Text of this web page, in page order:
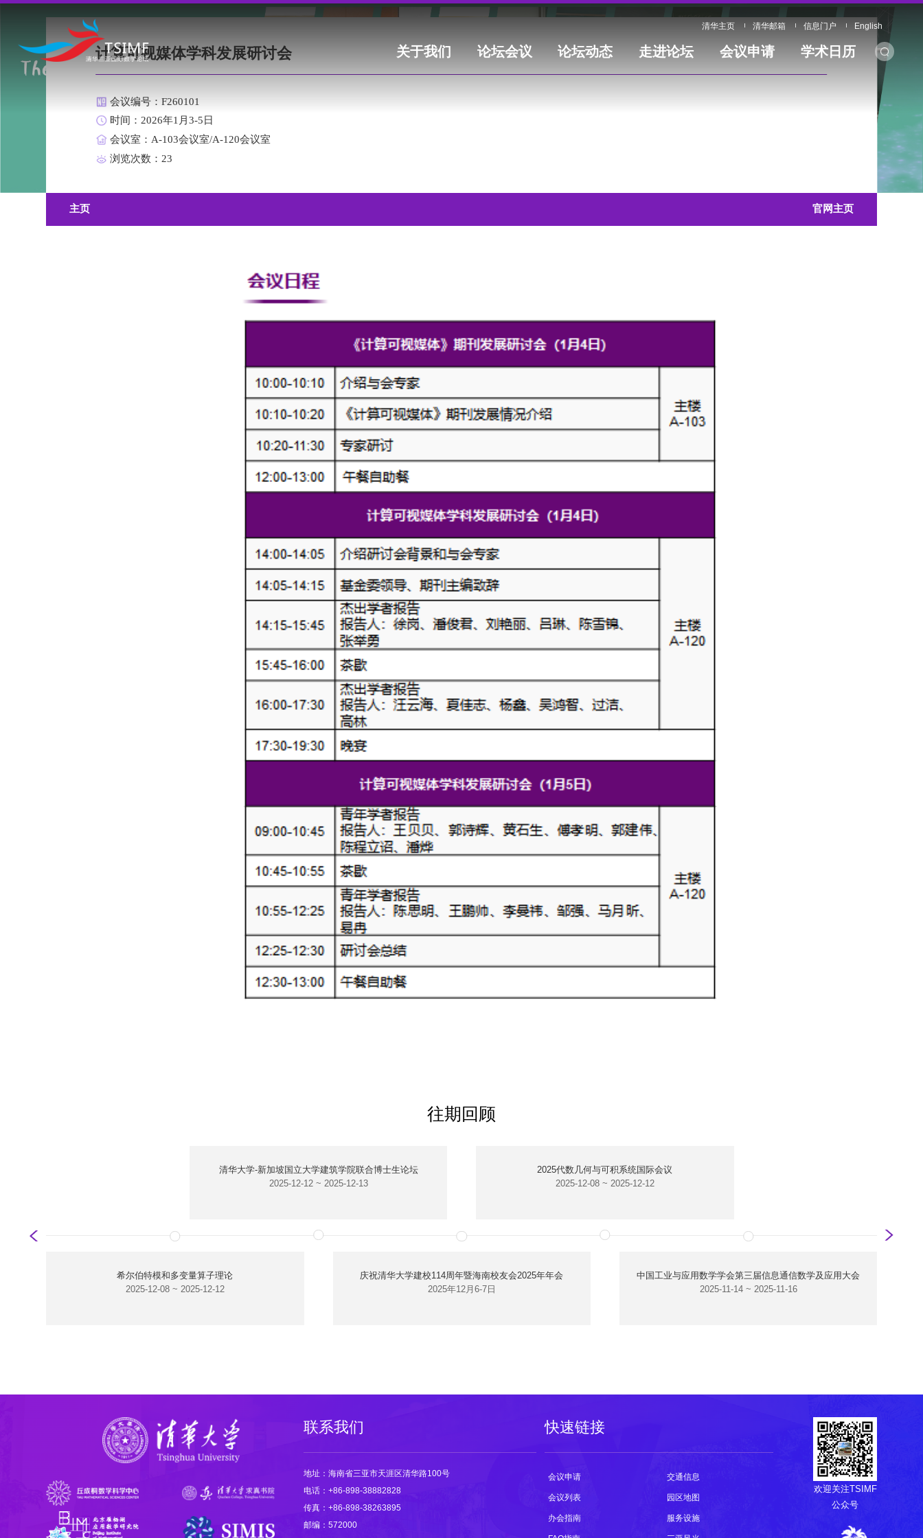
清华主页 清华邮箱 信息门户 English
关于我们 论坛会议 论坛动态 走进论坛 会议申请 学术日历
计算可视媒体学科发展研讨会
会议编号：F260101
时间：2026年1月3-5日
会议室：A-103会议室/A-120会议室
浏览次数： 23
主页 官网主页
往期回顾
清华大学-新加坡国立大学建筑学院联合博士生论坛
2025-12-12 ~ 2025-12-13
2025代数几何与可积系统国际会议
2025-12-08 ~ 2025-12-12
希尔伯特模和多变量算子理论
2025-12-08 ~ 2025-12-12
庆祝清华大学建校114周年暨海南校友会2025年年会
2025年12月6-7日
中国工业与应用数学学会第三届信息通信数学及应用大会
2025-11-14 ~ 2025-11-16
联系我们
地址：海南省三亚市天涯区清华路100号
电话：+86-898-38882828
传真：+86-898-38263895
邮编：572000
快速链接
会议申请 交通信息
会议列表 园区地图
办会指南 服务设施
欢迎关注TSIMF
公众号